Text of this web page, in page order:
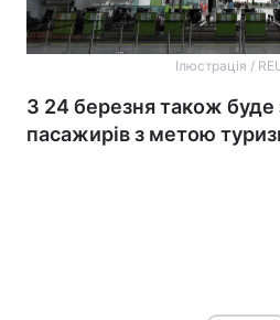
Ілюстрація /
З 24 березня також буде
пасажирів з метою